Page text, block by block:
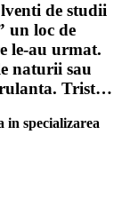
de studii
un loc de
le-au urmat.
naturii sau
rulanta. Trist…
in specializarea